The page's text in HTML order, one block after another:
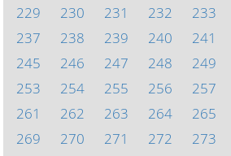
229
230 231 232 233
237
238 239 240 241
245
246 247 248 249
253
254 255 256 257
261
262 263 264 265
269
270 271 272 273